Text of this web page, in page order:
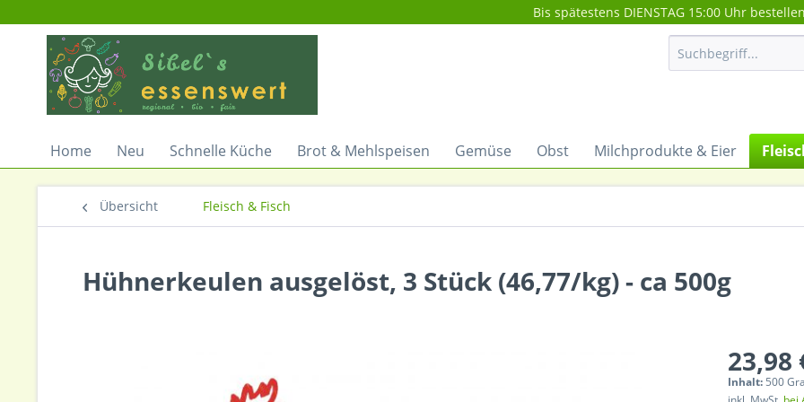
Bis spätestens DIENSTAG 15:00 Uhr
Home Neu Schnelle Küche Brot & Mehlspeisen Gemüse Obst Milchprodukte & Eier
Übersicht Fleisch & Fisch
Hühnerkeulen ausgelöst, 3 Stück (46,77/kg) - ca 500g
23,98
Inhalt: 500